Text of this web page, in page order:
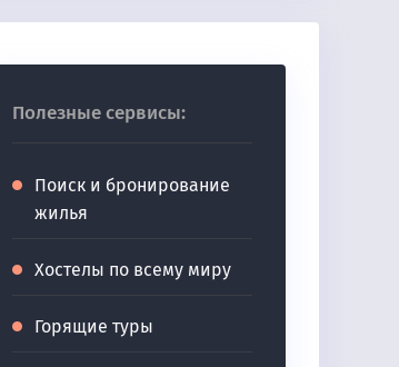
Полезные сервисы:
Поиск и бронирование
жилья
Хостелы по всему миру
Горящие туры